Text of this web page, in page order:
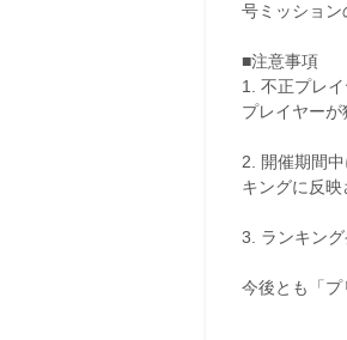
号ミッション
■注意事項
1. 不正プレ
プレイヤー
2. 開催期間
キングに反映
3. ランキン
今後とも「プ